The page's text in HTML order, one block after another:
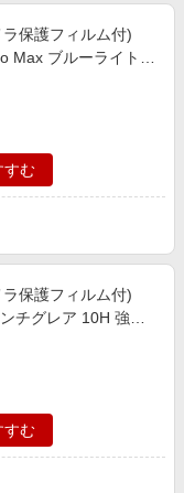
保護フィルム付)
Max ブルーライトカ
ラスザムライ
すむ
保護フィルム付)
チグレア 10H 強化
GZIP1601AG1
すむ